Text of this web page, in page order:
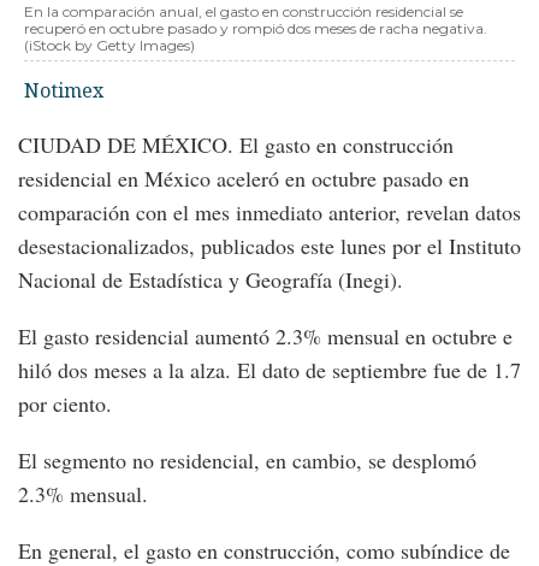
En la comparación anual, el gasto en construcción residencial se
recuperó en octubre pasado y rompió dos meses de racha negativa.
(iStock by Getty Images)
Notimex
CIUDAD DE MÉXICO. El gasto en construcción
residencial en México aceleró en octubre pasado en
comparación con el mes inmediato anterior, revelan datos
desestacionalizados, publicados este lunes por el Instituto
Nacional de Estadística y Geografía (Inegi).
El gasto residencial aumentó 2.3% mensual en octubre e
hiló dos meses a la alza. El dato de septiembre fue de 1.7
por ciento.
El segmento no residencial, en cambio, se desplomó
2.3% mensual.
En general, el gasto en construcción, como subíndice de